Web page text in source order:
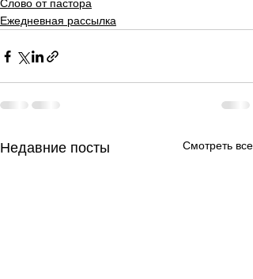
Слово от пастора
Ежедневная рассылка
Недавние посты Смотреть все